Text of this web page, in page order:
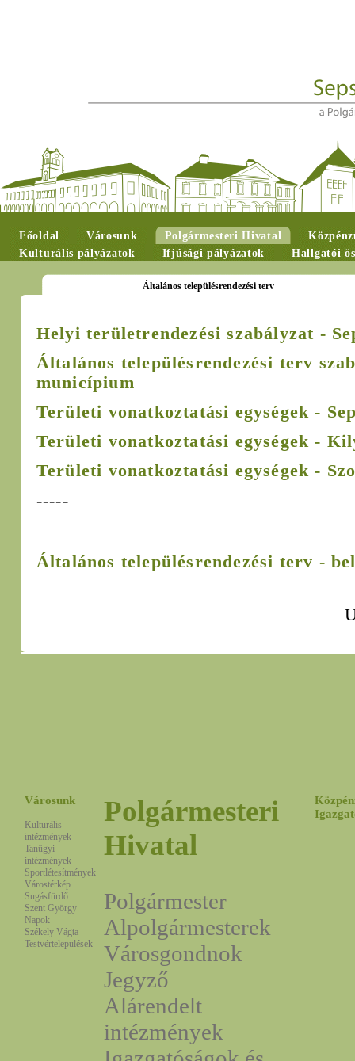
Főoldal Városunk Polgármesteri Hivatal
Kulturális pályázatok
Ifjúsági pályázatok Hallgatói
Általános településrendezési terv
Helyi területrendezési szabályzat -
Általános településrendezési terv
municípium
Területi vonatkoztatási egységek -
Területi vonatkoztatási egységek -
Területi vonatkoztatási egységek -
-----
Általános településrendezési terv -
Városunk
Kulturális
intézmények
Tanügyi
intézmények
Sportlétesítmények
Várostérkép
Sugásfürdő
Szent György
Napok
Székely Vágta
Testvértelepülések
Polgármesteri
Hivatal
Polgármester
Alpolgármesterek
Városgondnok
Jegyző
Alárendelt
intézmények